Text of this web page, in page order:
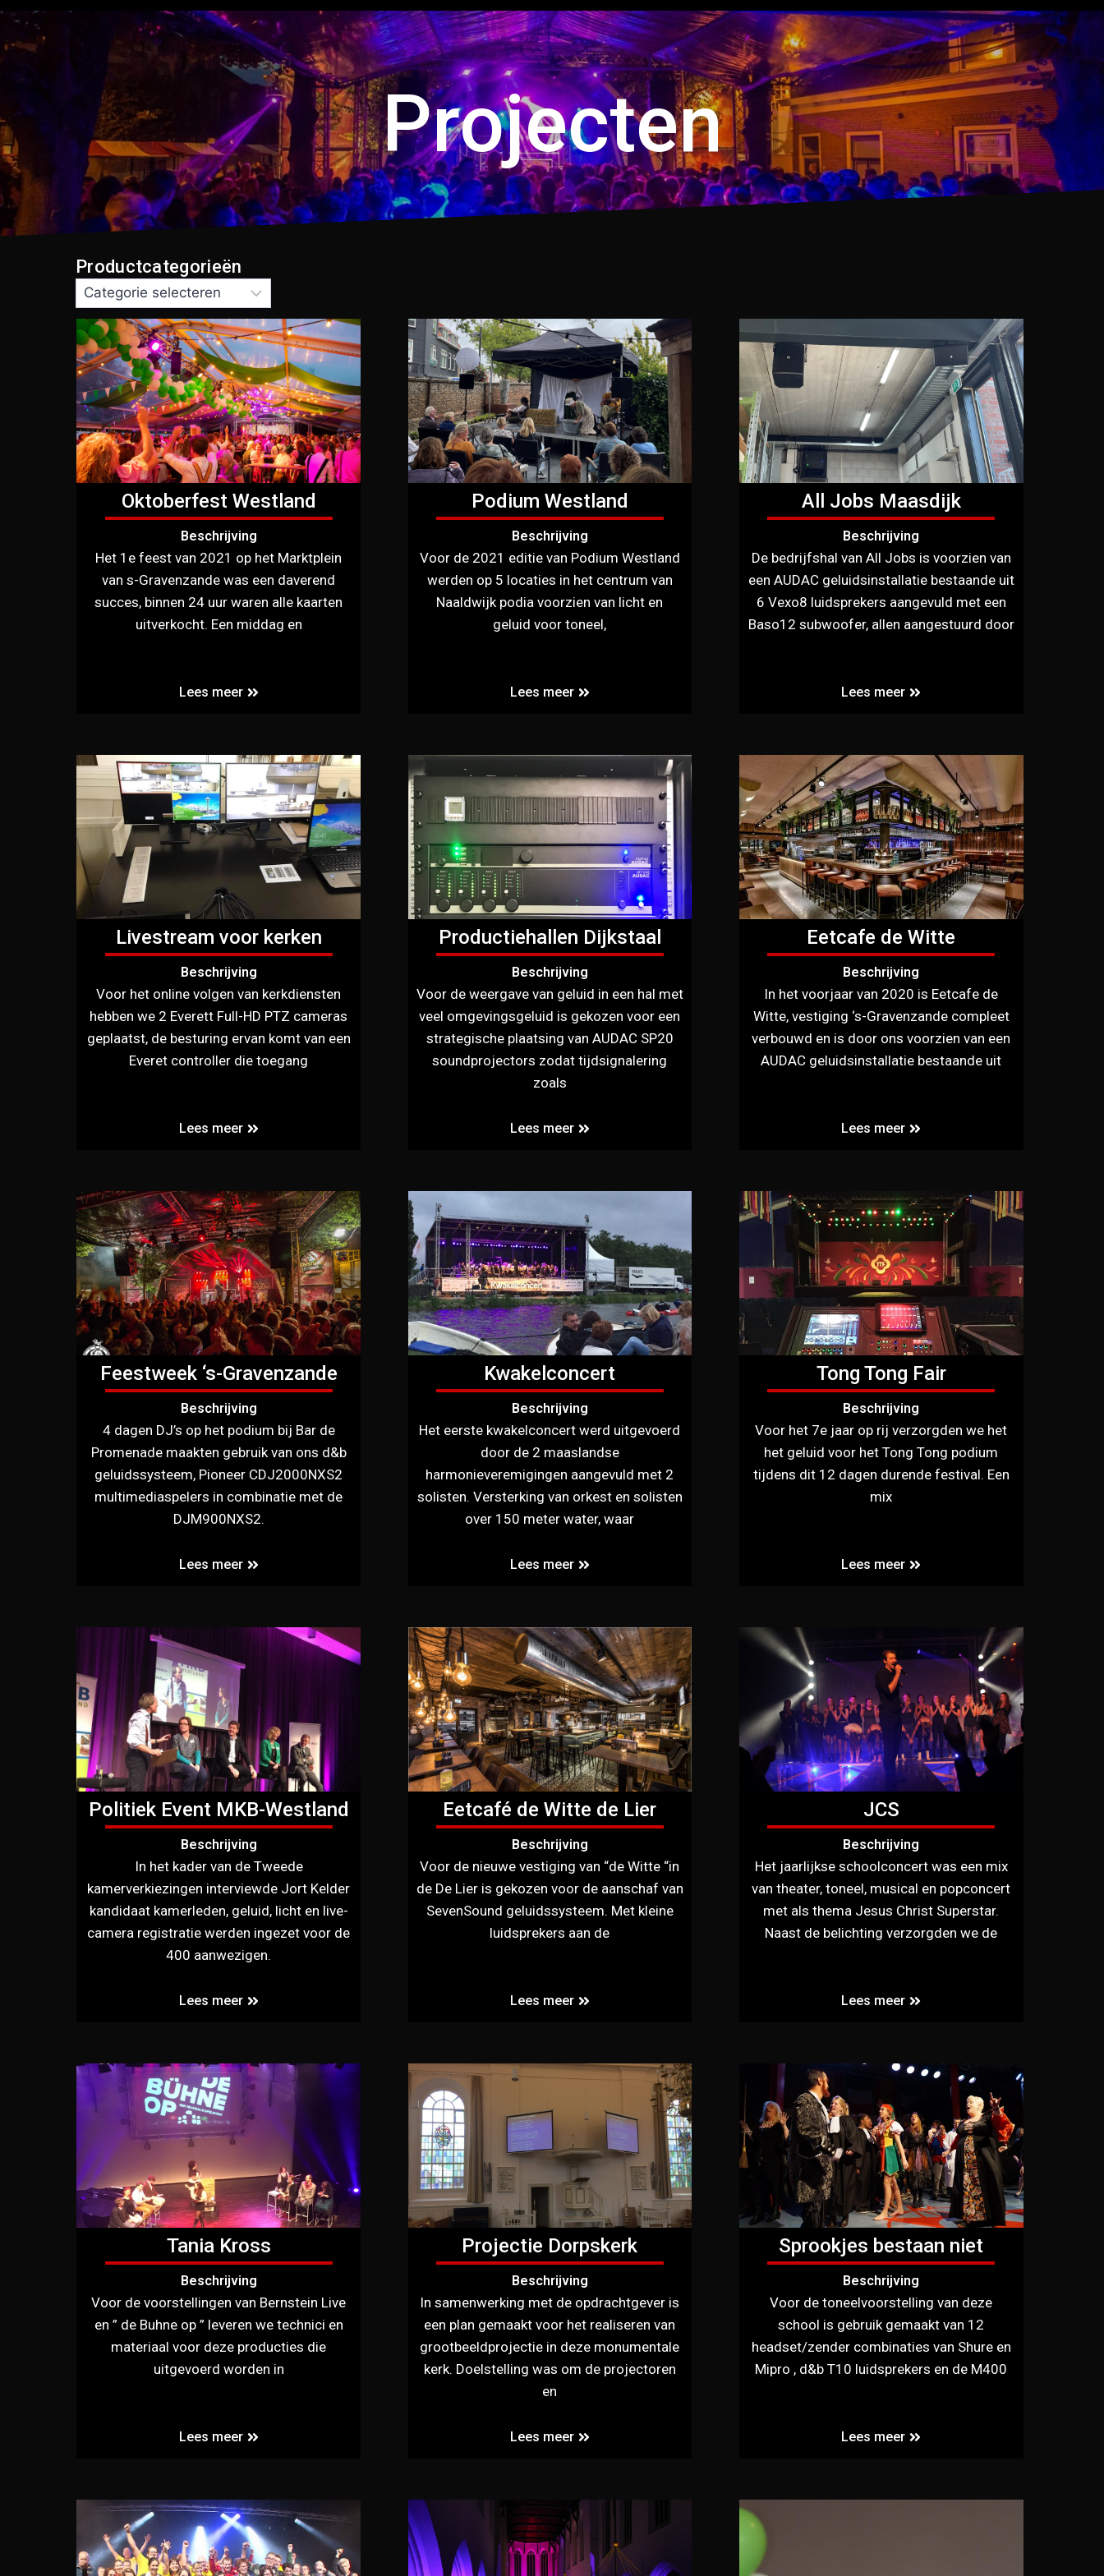
Projecten
Productcategorieën
Oktoberfest Westland
Beschrijving
Het 1e feest van 2021 op het Marktplein
van s-Gravenzande was een daverend
succes, binnen 24 uur waren alle kaarten
uitverkocht. Een middag en
Lees meer
Podium Westland
Beschrijving
Voor de 2021 editie van Podium Westland
werden op 5 locaties in het centrum van
Naaldwijk podia voorzien van licht en
geluid voor toneel,
Lees meer
All Jobs Maasdijk
Beschrijving
De bedrijfshal van All Jobs is voorzien van
een AUDAC geluidsinstallatie bestaande uit
6 Vexo8 luidsprekers aangevuld met een
Baso12 subwoofer, allen aangestuurd door
Lees meer
Livestream voor kerken
Beschrijving
Voor het online volgen van kerkdiensten
hebben we 2 Everett Full-HD PTZ cameras
geplaatst, de besturing ervan komt van een
Everet controller die toegang
Lees meer
Productiehallen Dijkstaal
Beschrijving
Voor de weergave van geluid in een hal met
veel omgevingsgeluid is gekozen voor een
strategische plaatsing van AUDAC SP20
soundprojectors zodat tijdsignalering
zoals
Lees meer
Eetcafe de Witte
Beschrijving
In het voorjaar van 2020 is Eetcafe de
Witte, vestiging ‘s-Gravenzande compleet
verbouwd en is door ons voorzien van een
AUDAC geluidsinstallatie bestaande uit
Lees meer
Feestweek ‘s-Gravenzande
Beschrijving
4 dagen DJ’s op het podium bij Bar de
Promenade maakten gebruik van ons d&b
geluidssysteem, Pioneer CDJ2000NXS2
multimediaspelers in combinatie met de
DJM900NXS2.
Lees meer
Kwakelconcert
Beschrijving
Het eerste kwakelconcert werd uitgevoerd
door de 2 maaslandse
harmonieveremigingen aangevuld met 2
solisten. Versterking van orkest en solisten
over 150 meter water, waar
Lees meer
Tong Tong Fair
Beschrijving
Voor het 7e jaar op rij verzorgden we het
het geluid voor het Tong Tong podium
tijdens dit 12 dagen durende festival. Een
mix
Lees meer
Politiek Event MKB-Westland
Beschrijving
In het kader van de Tweede
kamerverkiezingen interviewde Jort Kelder
kandidaat kamerleden, geluid, licht en live-
camera registratie werden ingezet voor de
400 aanwezigen.
Lees meer
Eetcafé de Witte de Lier
Beschrijving
Voor de nieuwe vestiging van “de Witte “in
de De Lier is gekozen voor de aanschaf van
SevenSound geluidssysteem. Met kleine
luidsprekers aan de
Lees meer
JCS
Beschrijving
Het jaarlijkse schoolconcert was een mix
van theater, toneel, musical en popconcert
met als thema Jesus Christ Superstar.
Naast de belichting verzorgden we de
Lees meer
Tania Kross
Beschrijving
Voor de voorstellingen van Bernstein Live
en ” de Buhne op ” leveren we technici en
materiaal voor deze producties die
uitgevoerd worden in
Lees meer
Projectie Dorpskerk
Beschrijving
In samenwerking met de opdrachtgever is
een plan gemaakt voor het realiseren van
grootbeeldprojectie in deze monumentale
kerk. Doelstelling was om de projectoren
en
Lees meer
Sprookjes bestaan niet
Beschrijving
Voor de toneelvoorstelling van deze
school is gebruik gemaakt van 12
headset/zender combinaties van Shure en
Mipro , d&b T10 luidsprekers en de M400
Lees meer